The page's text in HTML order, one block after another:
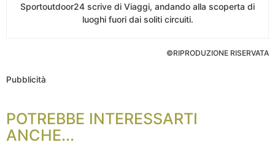
Sportoutdoor24 scrive di Viaggi, andando alla scoperta di
luoghi fuori dai soliti circuiti.
©RIPRODUZIONE RISERVATA
Pubblicità
POTREBBE INTERESSARTI
ANCHE...